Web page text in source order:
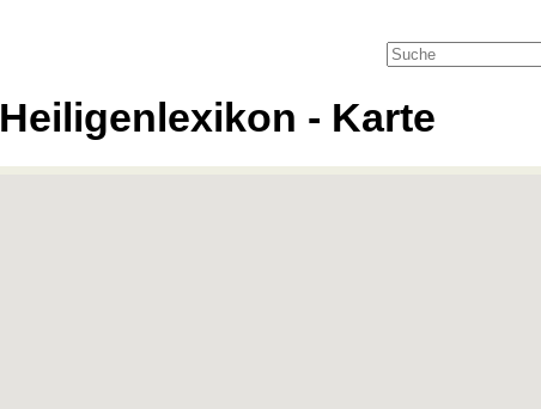
Heiligenlexikon - Karte